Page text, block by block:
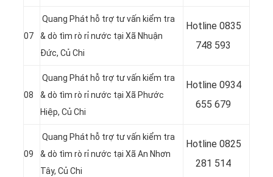
07
Quang Phát hỗ trợ tư vấn kiểm tra
& dò tìm rò rỉ nước tại Xã Nhuận
Đức, Củ Chi
Hotline 0835
748 593
08
Quang Phát hỗ trợ tư vấn kiểm tra
& dò tìm rò rỉ nước tại Xã Phước
Hiệp, Củ Chi
Hotline 0934
655 679
09
Quang Phát hỗ trợ tư vấn kiểm tra
& dò tìm rò rỉ nước tại Xã An Nhơn
Tây, Củ Chi
Hotline 0825
281 514